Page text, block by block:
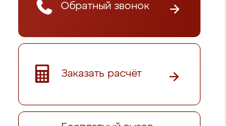
Обратный звонок
Заказать расчёт